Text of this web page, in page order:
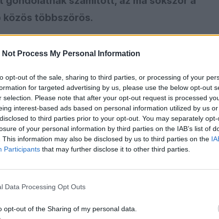
Not Process My Personal Information
opt-out of the sale, sharing to third parties, or processing of your
for targeted advertising by us, please use the below opt-out
selection. Please note that after your opt-out request is processed
interest-based ads based on personal information utilized by us
to third parties prior to your opt-out. You may separately
of your personal information by third parties on the IAB’s list of
This information may also be disclosed by us to third parties on the
Participants that may further disclose it to other third parties.
Data Processing Opt Outs
opt-out of the Sharing of my personal data.
közös többszörös.
Jobbik mellett) a Fidesz ellenzékben, majd 16 éven át
– amelyet azonban nem ismertek fel, így aztán komoly
a bukásukban is. A nagyrészt saját maguk által
ugyanis ők látták át a legkevésbé.
alatt következetesen „nemzeti oldalként”
nem csupán kommunikációs fogás volt, azt jól
a vereség után sem változott, Orbán Viktor is ezt
csütörtöki interjújában. Ezzel pályafutása egyik
bukásának egyik fontos okához ragaszkodik.
az egyik, ha nem a legjelentősebb eredője